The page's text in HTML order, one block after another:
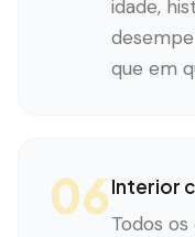
idade,
que em
06Interior
Todos